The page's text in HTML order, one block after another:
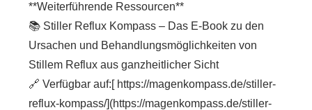
**Weiterführende Ressourcen**
📚 Stiller Reflux Kompass – Das E-Book zu den
Ursachen und Behandlungsmöglichkeiten von
Stillem Reflux aus ganzheitlicher Sicht
🔗 Verfügbar auf:[ https://magenkompass.de/stiller-
reflux-kompass/](https://magenkompass.de/stiller-